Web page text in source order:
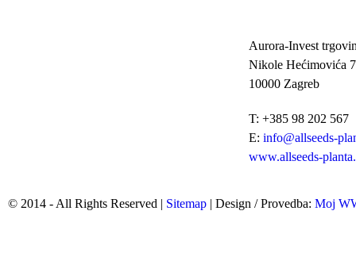
Aurora-Invest
Nikole Hećimovića 7
10000 Zagreb
T: +385 98 202 567
E: info@allseeds-
www.allseeds-
© 2014 - All Rights Reserved | Sitemap | Design / Provedba: Moj